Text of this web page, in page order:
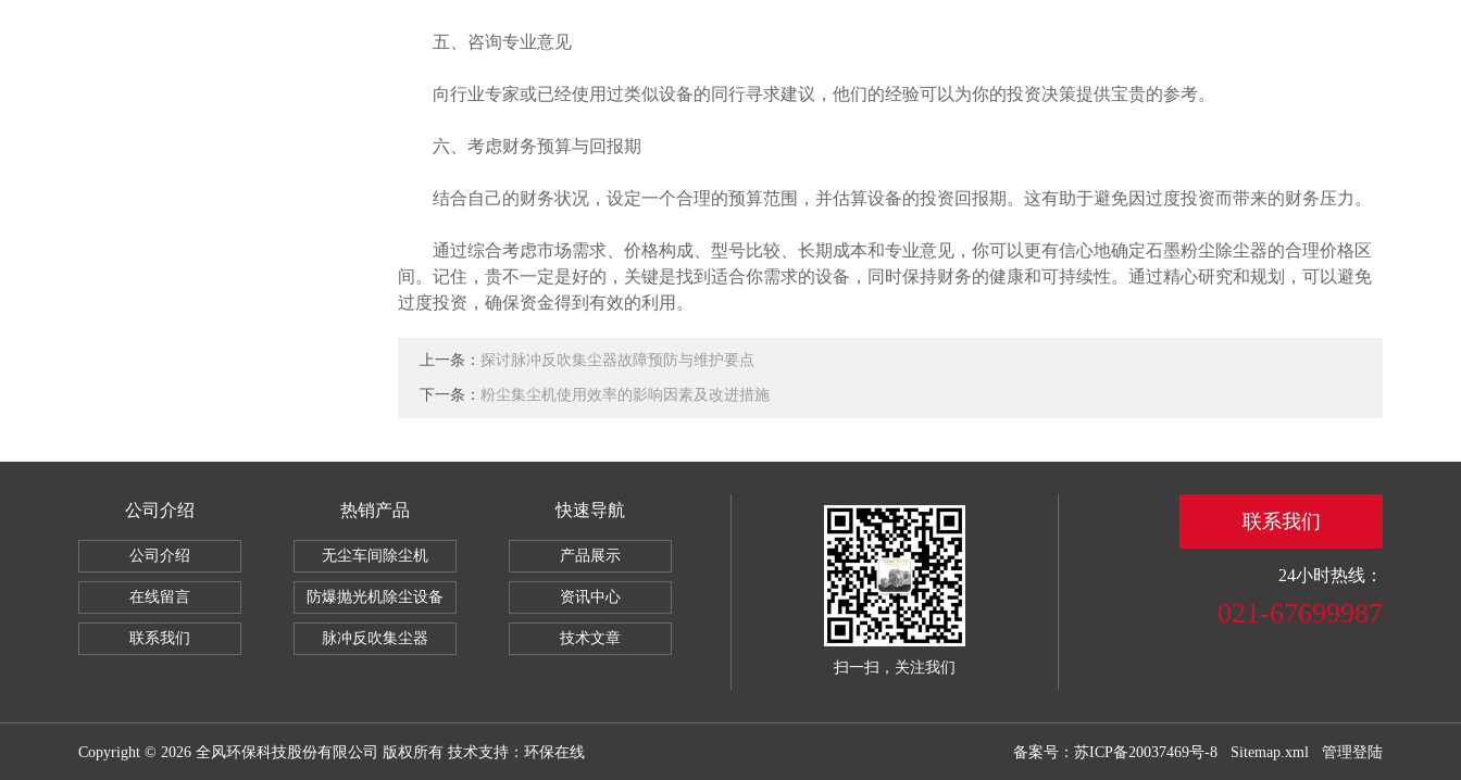
五、咨询专业意见
向行业专家或已经使用过类似设备的同行寻求建议，他们的经验可以为你的投资决策提供宝贵的参考。
六、考虑财务预算与回报期
结合自己的财务状况，设定一个合理的预算范围，并估算设备的投资回报期。这有助于避免因过度投资而带来的财务压力。
通过综合考虑市场需求、价格构成、型号比较、长期成本和专业意见，你可以更有信心地确定石墨粉尘除尘器的合理价格区
间。记住，贵不一定是好的，关键是找到适合你需求的设备，同时保持财务的健康和可持续性。通过精心研究和规划，可以避免
过度投资，确保资金得到有效的利用。
上一条： 探讨脉冲反吹集尘器故障预防与维护要点
下一条： 粉尘集尘机使用效率的影响因素及改进措施
公司介绍
公司介绍
在线留言
联系我们
热销产品
无尘车间除尘机
防爆抛光机除尘设备
脉冲反吹集尘器
快速导航
产品展示
资讯中心
技术文章
扫一扫，关注我们
联系我们
24小时热线：
021-67699987
Copyright © 2026 全风环保科技股份有限公司 版权所有 技术支持： 环保在线 备案号：苏ICP备20037469号-8 Sitemap.xml 管理登陆